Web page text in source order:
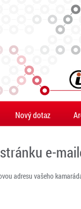
Nový dotaz
e-
adresu vašeho